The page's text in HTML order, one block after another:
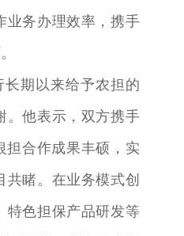
业务办理效率，携手
期以来给予农担的
。他表示，双方携手
担合作成果丰硕，实
睹。在业务模式创
特色担保产品研发等